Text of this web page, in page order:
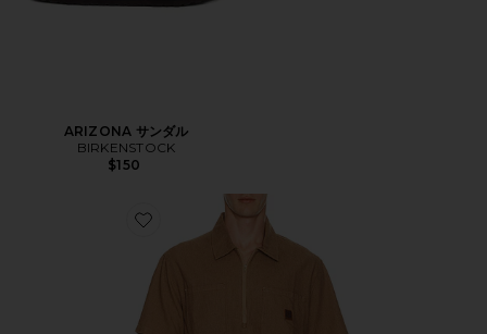
ARIZONA サンダル
BIRKENSTOCK
$150
Favorite シャツ